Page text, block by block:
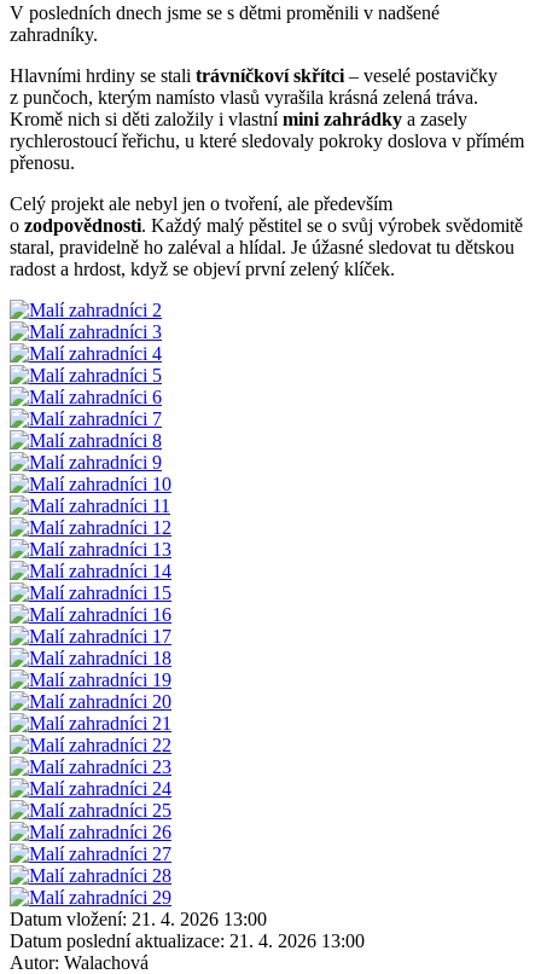
V posledních dnech jsme se s dětmi proměnili v nadšené
zahradníky.
Hlavními hrdiny se stali trávníčkoví skřítci – veselé postavičky
z punčoch, kterým namísto vlasů vyrašila krásná zelená tráva.
Kromě nich si děti založily i vlastnímini zahrádky a zasely
rychlerostoucí řeřichu, u které sledovaly pokroky doslova v přímém
přenosu.
Celý projekt ale nebyl jen o tvoření, ale především
o zodpovědnosti. Každý malý pěstitel se o svůj výrobek svědomitě
staral, pravidelně ho zaléval a hlídal. Je úžasné sledovat tu dětskou
radost a hrdost, když se objeví první zelený klíček.
Datum vložení: 21. 4. 2026 13:00
Datum poslední aktualizace: 21. 4. 2026 13:00
Autor: Walachová